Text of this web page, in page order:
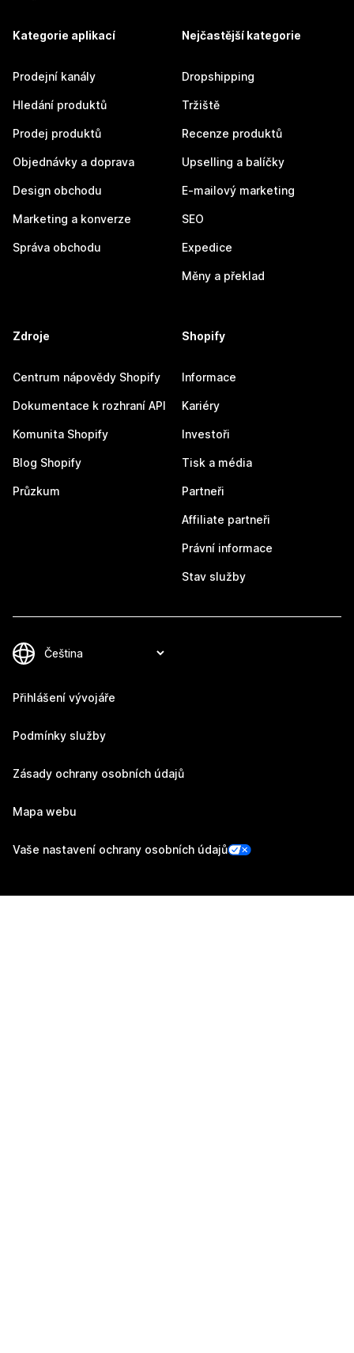
Kategorie aplikací
Prodejní kanály
Hledání produktů
Prodej produktů
Objednávky a doprava
Design obchodu
Marketing a konverze
Správa obchodu
Nejčastější kategorie
Dropshipping
Tržiště
Recenze produktů
Upselling a balíčky
E-mailový marketing
SEO
Expedice
Měny a překlad
Zdroje
Centrum nápovědy Shopify
Dokumentace k rozhraní API
Komunita Shopify
Blog Shopify
Průzkum
Shopify
Informace
Kariéry
Investoři
Tisk a média
Partneři
Affiliate partneři
Právní informace
Stav služby
Přihlášení vývojáře
Podmínky služby
Zásady ochrany osobních údajů
Mapa webu
Vaše nastavení ochrany osobních údajů